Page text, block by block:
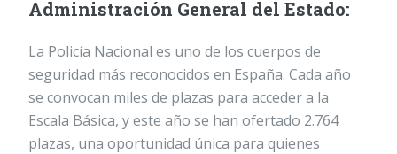
Administración General del Estado:
La Policía Nacional es uno de los cuerpos de
seguridad más reconocidos en España. Cada año
se convocan miles de plazas para acceder a la
Escala Básica, y este año se han ofertado 2.764
plazas, una oportunidad única para quienes